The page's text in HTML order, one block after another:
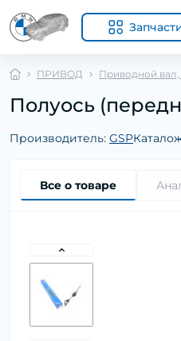
ПРИВОД Приводной
Полуось
Производитель: GSP
Все о товаре